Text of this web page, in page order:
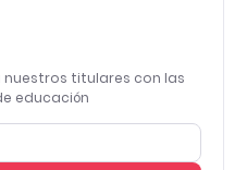
titulares con las
educación